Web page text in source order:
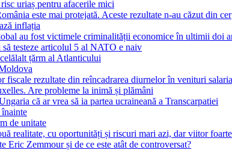
uriaș pentru afacerile mici
este mai protejată. Aceste rezultate n-au căzut din cer
inflația
au fost victimele criminalității economice în ultimii doi
testeze articolul 5 al NATO e naiv
țărm al Atlanticului
fiscale rezultate din reîncadrarea diurnelor în venituri
Are probleme la inimă și plămâni
că ar vrea să ia partea ucraineană a Transcarpatiei
înainte
de unitate
realitate, cu oportunități și riscuri mari azi, dar viitor
Eric Zemmour și de ce este atât de controversat?